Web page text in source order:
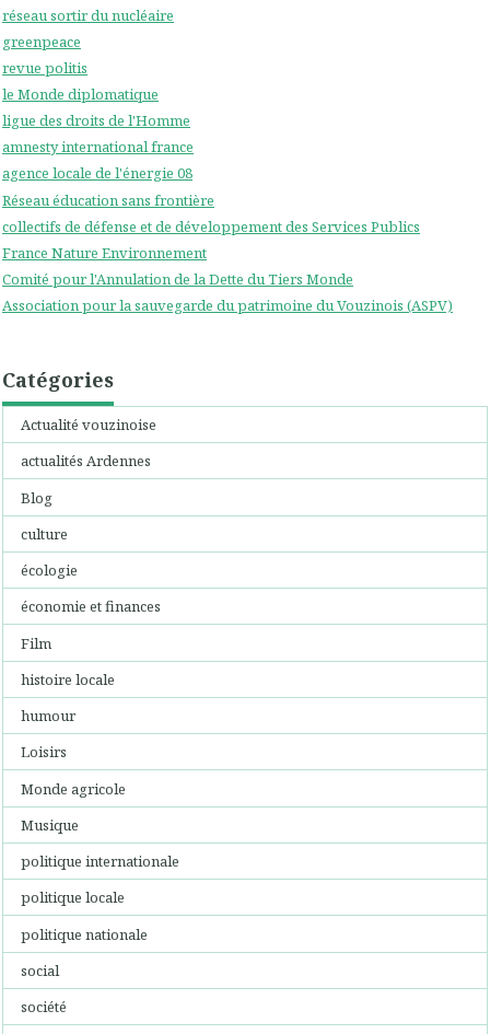
réseau sortir du nucléaire
greenpeace
revue politis
le Monde diplomatique
ligue des droits de l'Homme
amnesty international france
agence locale de l'énergie 08
Réseau éducation sans frontière
collectifs de défense et de développement des Services Publics
France Nature Environnement
Comité pour l'Annulation de la Dette du Tiers Monde
Association pour la sauvegarde du patrimoine du Vouzinois (ASPV)
Catégories
Actualité vouzinoise
actualités Ardennes
Blog
culture
écologie
économie et finances
Film
histoire locale
humour
Loisirs
Monde agricole
Musique
politique internationale
politique locale
politique nationale
social
société